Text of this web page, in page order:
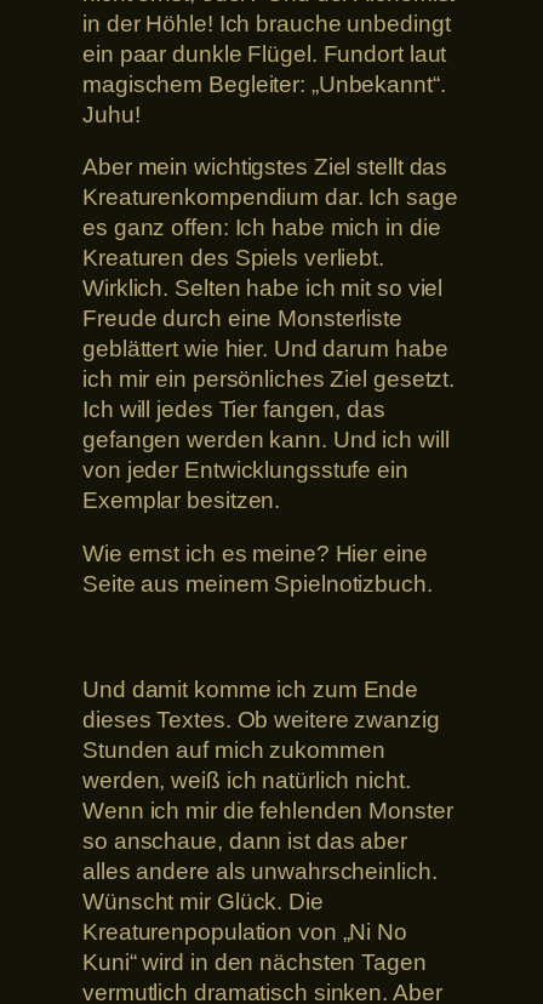
in der Höhle! Ich brauche unbedingt
ein paar dunkle Flügel. Fundort laut
magischem Begleiter: „Unbekannt“.
Juhu!
Aber mein wichtigstes Ziel stellt das
Kreaturenkompendium dar. Ich sage
es ganz offen: Ich habe mich in die
Kreaturen des Spiels verliebt.
Wirklich. Selten habe ich mit so viel
Freude durch eine Monsterliste
geblättert wie hier. Und darum habe
ich mir ein persönliches Ziel gesetzt.
Ich will jedes Tier fangen, das
gefangen werden kann. Und ich will
von jeder Entwicklungsstufe ein
Exemplar besitzen.
Wie ernst ich es meine? Hier eine
Seite aus meinem Spielnotizbuch.
Und damit komme ich zum Ende
dieses Textes. Ob weitere zwanzig
Stunden auf mich zukommen
werden, weiß ich natürlich nicht.
Wenn ich mir die fehlenden Monster
so anschaue, dann ist das aber
alles andere als unwahrscheinlich.
Wünscht mir Glück. Die
Kreaturenpopulation von „Ni No
Kuni“ wird in den nächsten Tagen
vermutlich dramatisch sinken. Aber